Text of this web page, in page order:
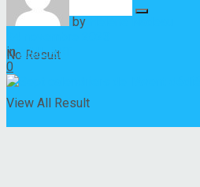
No Result
View All Result
by
in NAIL ART
0